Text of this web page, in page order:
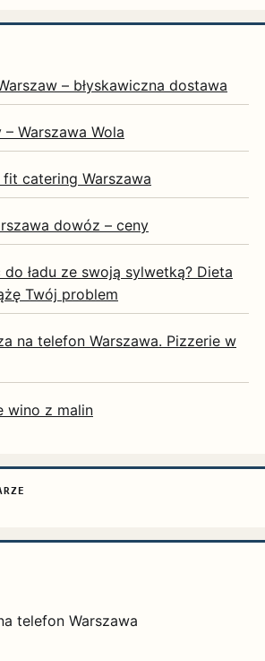
– błyskawiczna dostawa
Warszawa Wola
catering Warszawa
dowóz – ceny
ładu ze swoją sylwetką? Dieta
Twój problem
na telefon Warszawa. Pizzerie w
wino z malin
telefon Warszawa